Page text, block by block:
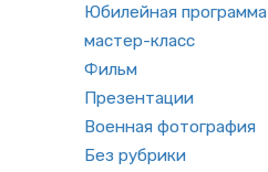
Юбилейная программа
мастер-класс
Фильм
Презентации
Военная фотография
Без рубрики